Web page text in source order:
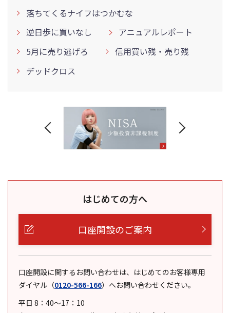
落ちてくるナイフはつかむな
逆日歩に買いなし
アニュアルレポート
5月に売り逃げろ
信用買い残・売り残
デッドクロス
はじめての方へ
口座開設のご案内
口座開設に関するお問い合わせは、はじめてのお客様専用
ダイヤル （0120-566-166） へお問い合わせください。
平日 8：40～17：10